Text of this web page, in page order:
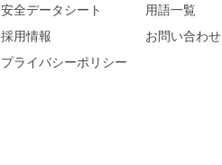
安全データシート
用語一覧
採用情報
お問い合わせ
プライバシーポリシー